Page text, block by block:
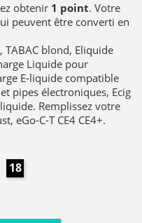
obtenir 1 point. Votre
peuvent être converti en
TABAC blond, Eliquide
Liquide pour
E-liquide compatible
pipes électroniques, Ecig
Remplissez votre
eGo-C-T CE4 CE4+.
18mg